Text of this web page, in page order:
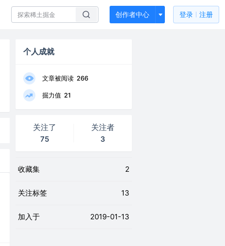
创作者中心 登录 注册
个人成就
文章被阅读 266
掘力值 21
关注了
75
关注者
3
收藏集 2
关注标签 13
加入于 2019-01-13